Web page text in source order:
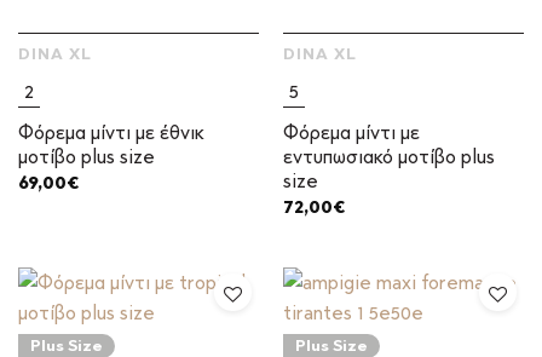
2
Φόρεμα μίντι με έθνικ
μοτίβο plus size
DINA XL
69,00€
5
Φόρεμα μίντι με
εντυπωσιακό μοτίβο plus
size
DINA XL
72,00€
Plus Size Plus Size